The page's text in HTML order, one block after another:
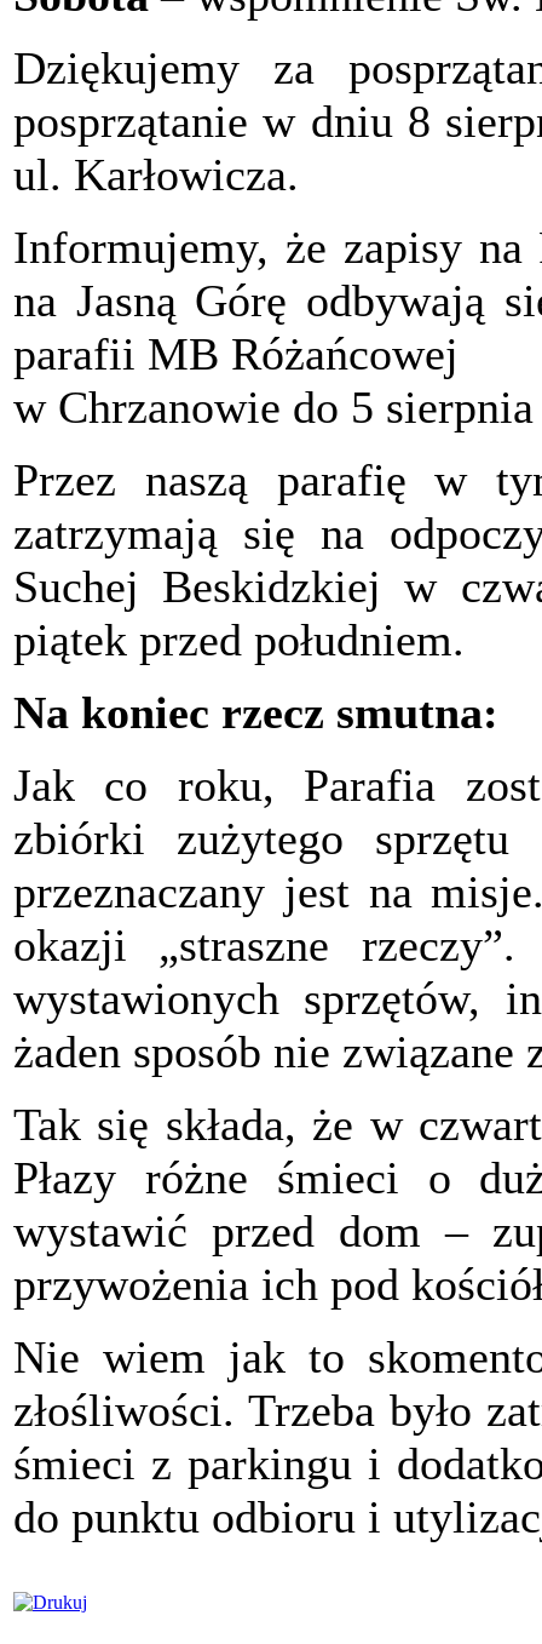
Dziękujemy za
posprzątanie w dniu 8
ul. Karłowicza.
Informujemy, że zapisy na
na Jasną Górę odbywają
parafii MB Różańcowej
w Chrzanowie do 5
Przez naszą parafię w
zatrzymają się na
Suchej Beskidzkiej w
piątek przed południem.
Na koniec rzecz smutna:
Jak co roku, Parafia
zbiórki zużytego
przeznaczany jest na
okazji „straszne
wystawionych sprzętów,
żaden sposób nie związane
Tak się składa, że w
Płazy różne śmieci o
wystawić przed dom –
przywożenia ich pod
Nie wiem jak to
złośliwości. Trzeba było
śmieci z parkingu i
do punktu odbioru i